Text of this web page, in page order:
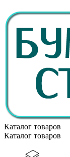
Каталог товаров
Каталог товаров